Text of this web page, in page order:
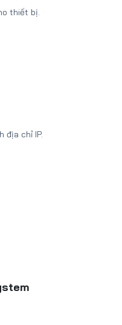
thiết bị.
địa chỉ IP.